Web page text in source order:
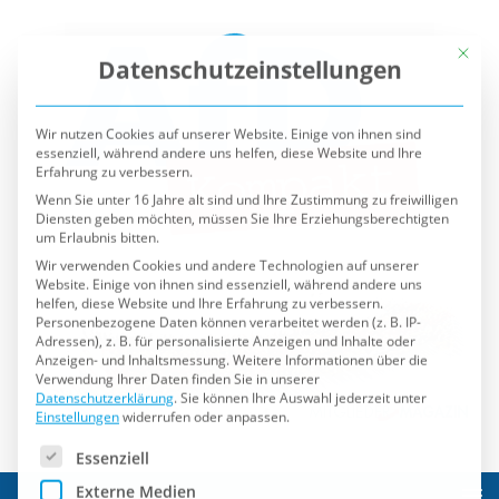
Datenschutzeinstellungen
essenziell, während andere uns helfen, diese Website und Ihre
Erfahrung zu verbessern.
Wenn Sie unter 16 Jahre alt sind und Ihre Zustimmung zu freiwilligen
Diensten geben möchten, müssen Sie Ihre Erziehungsberechtigten
um Erlaubnis bitten.
Wir verwenden Cookies und andere Technologien auf unserer
Website. Einige von ihnen sind essenziell, während andere uns
helfen, diese Website und Ihre Erfahrung zu verbessern.
Personenbezogene Daten können verarbeitet werden (z. B. IP-
Adressen), z. B. für personalisierte Anzeigen und Inhalte oder
Anzeigen- und Inhaltsmessung.Weitere Informationen über die
Verwendung Ihrer Daten finden Sie in unserer
Datenschutzerklärung. Sie können Ihre Auswahl jederzeit unter
Einstellungenwiderrufen oder anpassen.